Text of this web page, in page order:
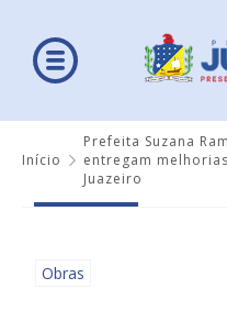
Início
Prefeita Suzana
entregam
Juazeiro
Obras